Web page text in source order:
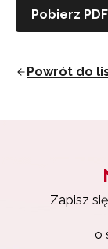
Pobierz
Powrót do
Zapisz
o
Zapisz się i
informacjami